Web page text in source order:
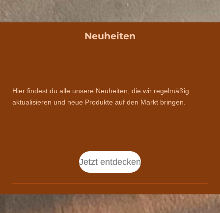
Neuheiten
Hier findest du alle unsere Neuheiten, die wir regelmäßig
aktualisieren und neue Produkte auf den Markt bringen.
Jetzt entdecken